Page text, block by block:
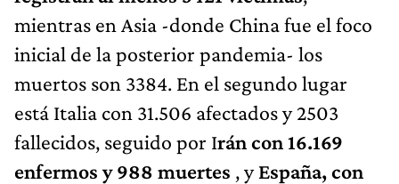
mientras en Asia -donde China fue el foco
inicial de la posterior pandemia- los
muertos son 3384. En el segundo lugar
está Italia con 31.506 afectados y 2503
fallecidos, seguido por Irán con 16.169
enfermos y 988 muertes , yEspaña, con